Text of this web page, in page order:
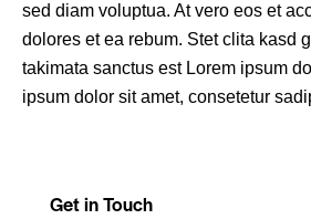
sed diam voluptua. At vero eos et
dolores et ea rebum. Stet clita kasd
takimata sanctus est Lorem ipsum
ipsum dolor sit amet, consetetur
Get in Touch